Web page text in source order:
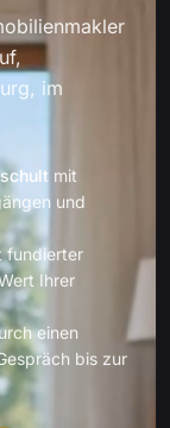
im
mit
und
fundierter
Ihrer
einen
bis zur